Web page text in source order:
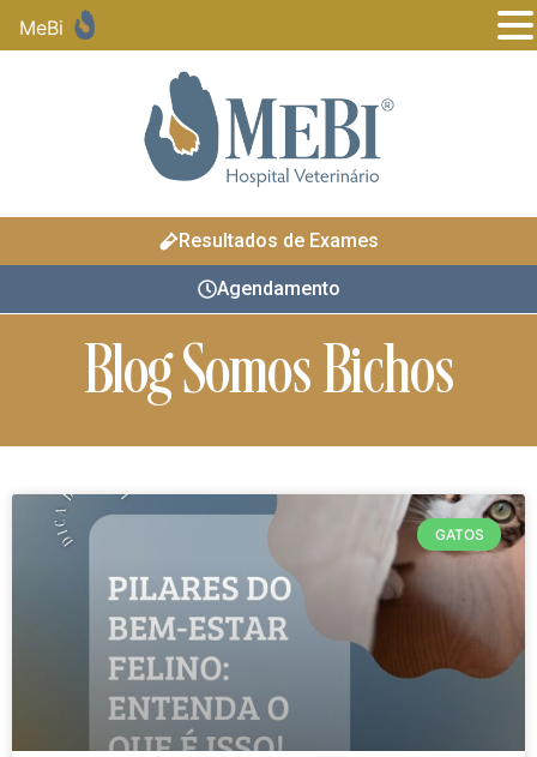
Resultados de Exames
Agendamento
Blog Somos Bichos
GATOS
MeBi